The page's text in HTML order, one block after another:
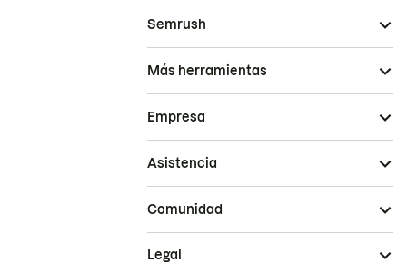
Semrush
Más herramientas
Empresa
Asistencia
Comunidad
Legal